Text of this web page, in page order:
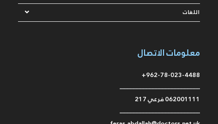
اللغات
معلومات الاتصال
962-78-023-4488+
ـــــــــــــــــــــــــــــــــــــــــــــــــــــــ
062001111 فرعي 217
ـــــــــــــــــــــــــــــــــــــــــــــــــــــــ